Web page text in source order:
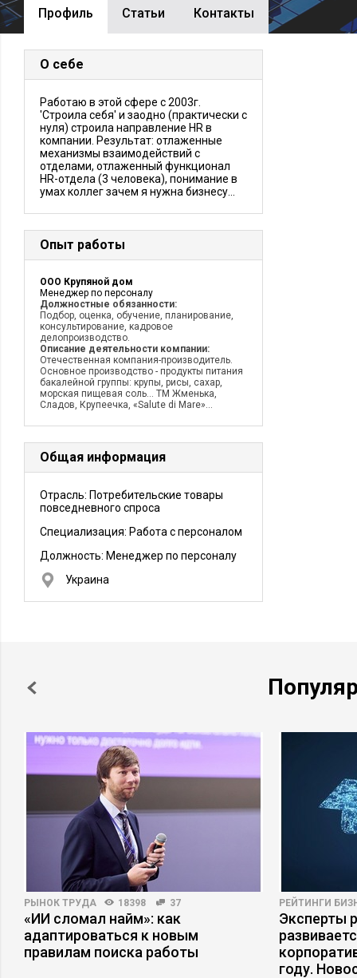
Профиль Cтатьи Контакты
О себе
Работаю в этой сфере с 2003г.
'Строила себя' и заодно (практически с
нуля) строила направление HR в
компании. Результат: отлаженные
механизмы взаимодействий с
отделами, отлаженный функционал
HR-отдела (3 человека), понимание в
умах коллег зачем я нужна бизнесу...
Опыт работы
ООО Крупяной дом
Менеджер по персоналу
Должностные обязанности:
Подбор, оценка, обучение, планирование,
консультирование, кадровое
делопроизводство.
Описание деятельности компании:
Отечественная компания-производитель.
Основное производство - продукты питания
бакалейной группы: крупы, рисы, сахар,
морская пищевая соль... ТМ Жменька,
Сладов, Крупеечка, «Salute di Mare»...
Общая информация
Отрасль: Потребительские товары
повседневного спроса
Специализация: Работа с персоналом
Должность: Менеджер по персоналу
Украина
РЫНОК ТРУДА 18398 37
«ИИ сломал найм»: как
адаптироваться к новым
правилам поиска работы
РЕЙТИНГИ
Эксперты
году.